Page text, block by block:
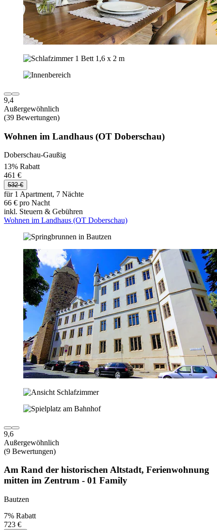
9,4
Außergewöhnlich
(39 Bewertungen)
Wohnen im Landhaus (OT Doberschau)
Doberschau-Gaußig
13% Rabatt
461 €
532 €
für 1 Apartment, 7 Nächte
66 € pro Nacht
inkl. Steuern & Gebühren
Wohnen im Landhaus (OT Doberschau)
9,6
Außergewöhnlich
(9 Bewertungen)
Am Rand der historischen Altstadt, Ferienwohnung
mitten im Zentrum - 01 Family
Bautzen
7% Rabatt
723 €